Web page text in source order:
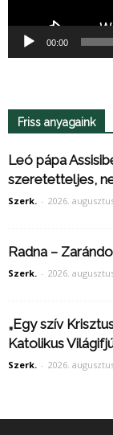
00:00
Friss anyagaink
Leó pápa
szeretetteljes,
Szerk. - 2026.
Radna –
Szerk. - 2026.
„Egy szív
Katolikus
Szerk. - 2026.